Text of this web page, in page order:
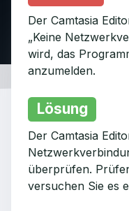
Der Camtasia
„Keine
wird, das
anzumelden.
Lösung
Der Camtasia
überprüfen.
versuchen Sie es